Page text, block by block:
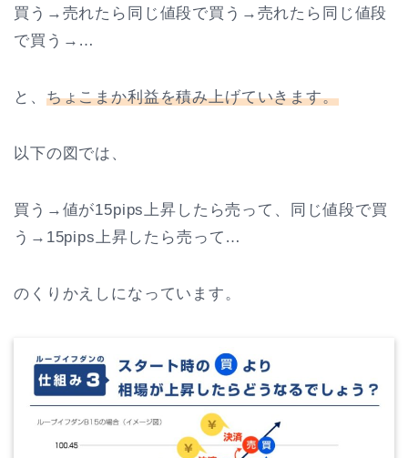
買う→売れたら同じ値段で買う→売れたら同じ値段
で買う→…
と、 ちょこまか利益を積み上げていきます。
以下の図では、
買う→値が15pips上昇したら売って、同じ値段で買
う→15pips上昇したら売って…
のくりかえしになっています。